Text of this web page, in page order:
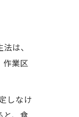
は、
作業区
しなけ